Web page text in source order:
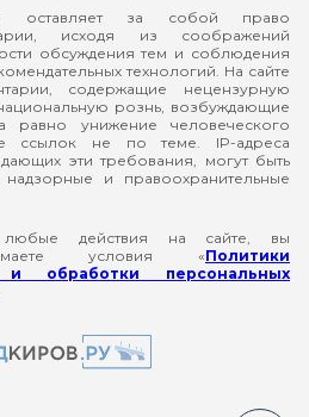
оставляет за собой право
исходя из соображений
обсуждения тем и соблюдения
технологий. На сайте
содержащие нецензурную
рознь, возбуждающие
равно унижение человеческого
ссылок не по теме. IP-адреса
эти требования, могут быть
и правоохранительные
действия на сайте, вы
условия «Политики
и обработки персональных